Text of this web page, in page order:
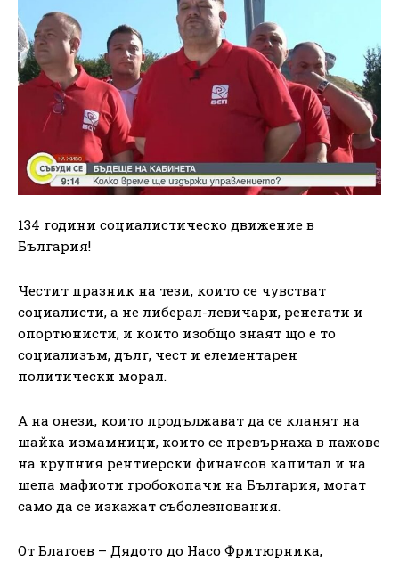
134 години социалистическо движение в
България!
Честит празник на тези, които се чувстват
социалисти, а не либерал-левичари, ренегати и
опортюнисти, и които изобщо знаят що е то
социализъм, дълг, чест и елементарен
политически морал.
А на онези, които продължават да се кланят на
шайка измамници, които се превърнаха в пажове
на крупния рентиерски финансов капитал и на
шепа мафиоти гробокопачи на България, могат
само да се изкажат съболезнования.
От Благоев – Дядото до Насо Фритюрника,